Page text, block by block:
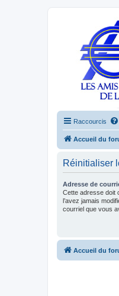
Raccourcis
Accueil du
Réinitialiser
Adresse de
Cette adresse doit
l’avez jamais
courriel que vous
Accueil du